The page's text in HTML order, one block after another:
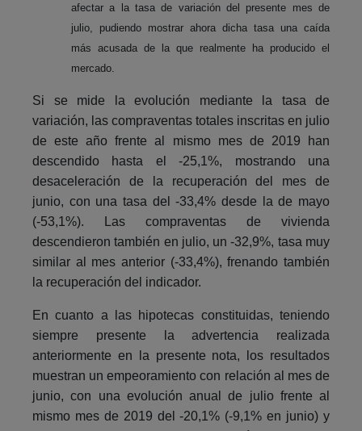
afectar a la tasa de variación del presente mes de
julio, pudiendo mostrar ahora dicha tasa una caída
más acusada de la que realmente ha producido el
mercado.
Si se mide la evolución mediante la tasa de
variación, las compraventas totales inscritas en julio
de este año frente al mismo mes de 2019 han
descendido hasta el -25,1%, mostrando una
desaceleración de la recuperación del mes de
junio, con una tasa del -33,4% desde la de mayo
(-53,1%). Las compraventas de vivienda
descendieron también en julio, un -32,9%, tasa muy
similar al mes anterior (-33,4%), frenando también
la recuperación del indicador.
En cuanto a las hipotecas constituidas, teniendo
siempre presente la advertencia realizada
anteriormente en la presente nota, los resultados
muestran un empeoramiento con relación al mes de
junio, con una evolución anual de julio frente al
mismo mes de 2019 del -20,1% (-9,1% en junio) y